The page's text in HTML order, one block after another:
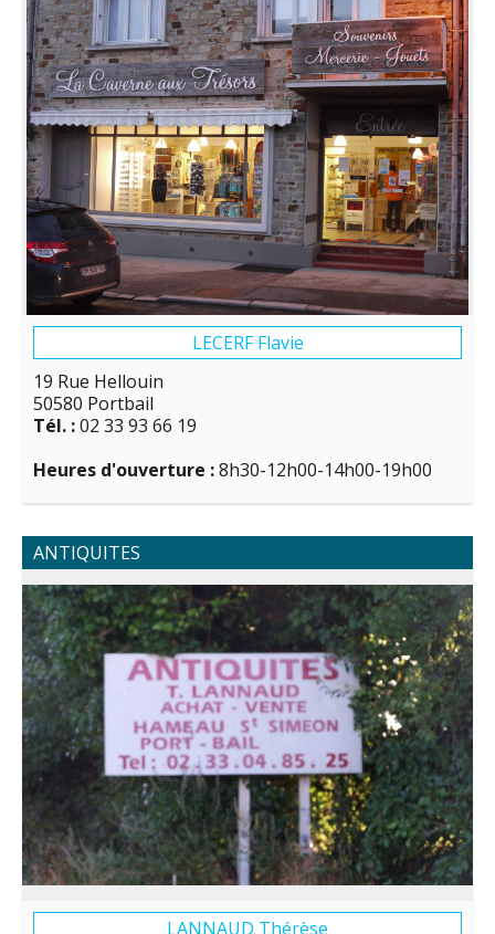
LECERF Flavie
19 Rue Hellouin
50580 Portbail
Tél. :02 33 93 66 19
Heures d'ouverture :8h30-12h00-14h00-19h00
ANTIQUITES
LANNAUD Thérèse